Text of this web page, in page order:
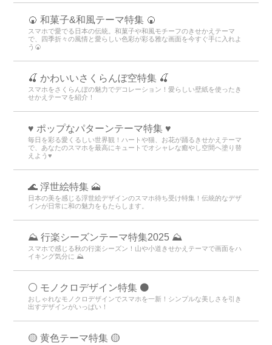
🍘 和菓子&和風テーマ特集 🍘
スマホで愛でる日本の伝統。和菓子や和風モチーフのきせかえテーマ
で、四季折々の風情と愛らしい色彩が彩る雅な画面を今すぐ手に入れよ
う🍘
🍒 かわいいさくらんぼ空特集 🍒
スマホをさくらんぼの魅力でデコレーション！愛らしい壁紙を使ったき
せかえテーマを紹介！
♥️ ポップなパターンテーマ特集 ♥️
毎日を彩る愛くるしい世界観！ハートや猫、お花が踊るきせかえテーマ
で、あなたのスマホを最高にキュートでオシャレな癒やし空間へ塗り替
えよう♥️
🌊 浮世絵特集 🗻
日本の美を感じる浮世絵デザインのスマホ待ち受け特集！伝統的なデザ
インが日常に和の魅力をもたらします。
⛰ 行楽シーズンテーマ特集2025 ⛰
スマホで感じる秋の行楽シーズン！山や小道きせかえテーマで画面をハ
イキング気分に ⛰
⚪️ モノクロデザイン特集 ⚫️
おしゃれなモノクロデザインでスマホを一新！シンプルな美しさを引き
出すデザインがいっぱい！
🟡 黄色テーマ特集 🟡